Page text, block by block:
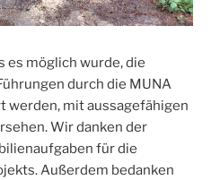
es möglich wurde, die
durch die MUNA
werden, mit aussagefähigen
Wir danken der
für die
Außerdem bedanken